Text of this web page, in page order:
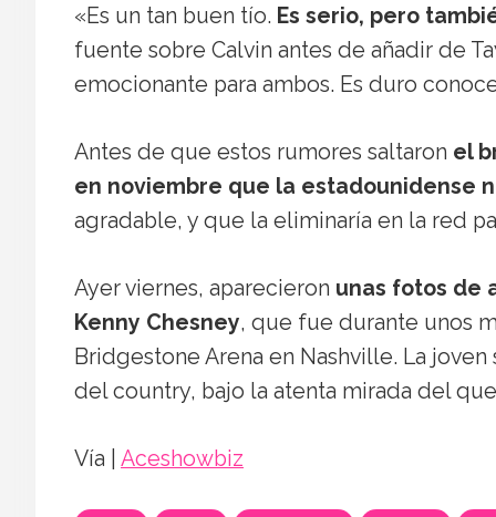
«Es un tan buen tío. Es serio, pero
fuente sobre Calvin antes de añadir de
emocionante para ambos. Es duro
Antes de que estos rumores saltaron el
en noviembre que la estadounidense
agradable, y que la eliminaría en la red
Ayer viernes, aparecieron unas fotos de
Kenny Chesney, que fue durante unos
Bridgestone Arena en Nashville. La
del country, bajo la atenta mirada del
Vía | Aceshowbiz